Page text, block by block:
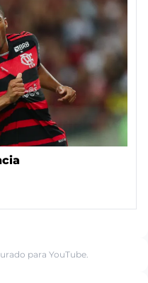
para YouTube.